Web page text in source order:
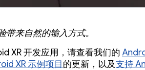
带来自然的输入方式。
XR 开发应用，请查看我们的
XR 示例项目的更新，以及支持